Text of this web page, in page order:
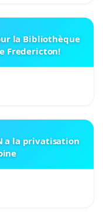
la Bibliothèque
Fredericton!
a la privatisation